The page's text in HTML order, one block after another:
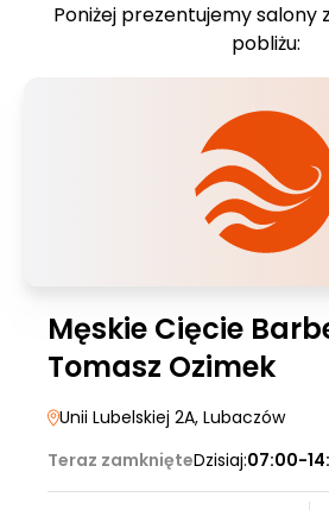
Poniżej prezentujemy salony
pobliżu:
Męskie Cięcie
Tomasz Ozimek
Unii Lubelskiej 2A, Lubaczów
Teraz zamknięteDzisiaj:07:00-